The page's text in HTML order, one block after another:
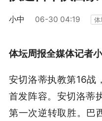
小中 06-30 04:19 体
体坛周报全媒体记者
安切洛蒂执教第16战
首发阵容。安切洛蒂
第一次逆转取胜。巴